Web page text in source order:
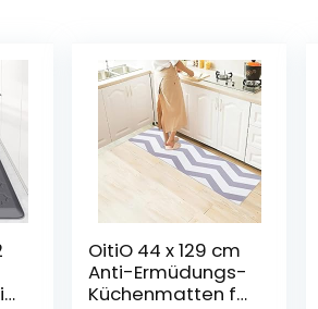
OitiO 44 x 129 cm
Anti-Ermüdungs-
Küchenmatten für